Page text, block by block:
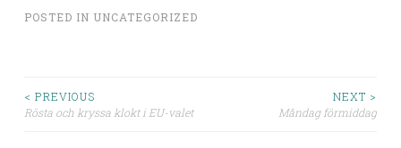
POSTED IN UNCATEGORIZED
Post navigation
< PREVIOUS
Rösta och kryssa klokt i EU-valet
NEXT >
Måndag förmiddag